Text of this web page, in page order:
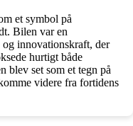
et symbol på
Bilen var en
innovationskraft, der
hurtigt både
blev set som et tegn på
videre fra fortidens